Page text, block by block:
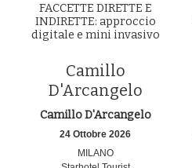
FACCETTE DIRETTE E
INDIRETTE: approccio
digitale e mini invasivo
Camillo
D'Arcangelo
Camillo D'Arcangelo
24 Ottobre 2026
MILANO